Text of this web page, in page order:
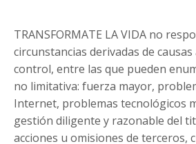
TRANSFORMATE LA VIDA no
circunstancias derivadas de causas
control, entre las que pueden
no limitativa: fuerza mayor,
Internet, problemas tecnológicos
gestión diligente y razonable del
acciones u omisiones de terceros,